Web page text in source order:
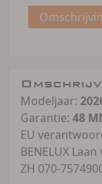
Modeljaar:
Garantie: 48
EU
BENELUX
ZH 070-